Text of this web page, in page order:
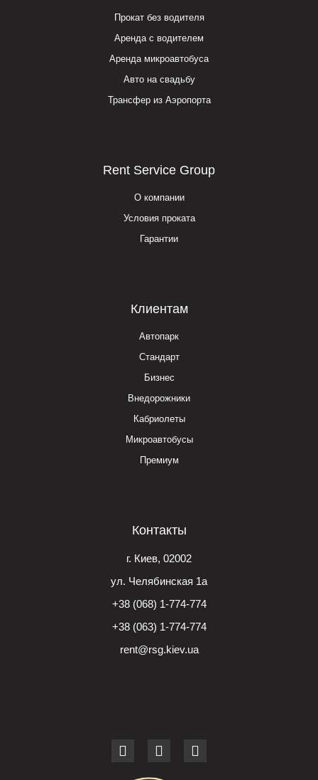
Прокат без водителя
Аренда с водителем
Аренда микроавтобуса
Авто на свадьбу
Трансфер из Аэропорта
Rent Service Group
О компании
Условия проката
Гарантии
Клиентам
Автопарк
Стандарт
Бизнес
Внедорожники
Кабриолеты
Микроавтобусы
Премиум
Контакты
г. Киев, 02002
ул. Челябинская 1а
+38 (068) 1-774-774
+38 (063) 1-774-774
rent@rsg.kiev.ua